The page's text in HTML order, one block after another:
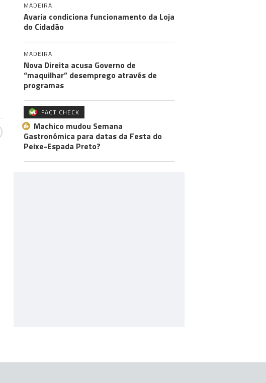
MADEIRA
Avaria condiciona funcionamento da Loja
do Cidadão
MADEIRA
Nova Direita acusa Governo de
“maquilhar” desemprego através de
programas
FACT CHECK
Machico mudou Semana
Gastronómica para datas da Festa do
Peixe-Espada Preto?